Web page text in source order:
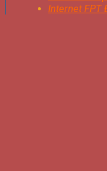
Internet FPT